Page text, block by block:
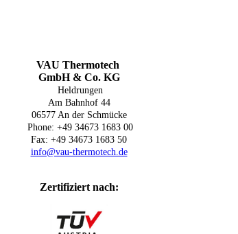
VAU Thermotech
GmbH & Co. KG
Heldrungen
Am Bahnhof 44
06577 An der Schmücke
Phone: +49 34673 1683 00
Fax: +49 34673 1683 50
info@vau-thermotech.de
Zertifiziert nach: